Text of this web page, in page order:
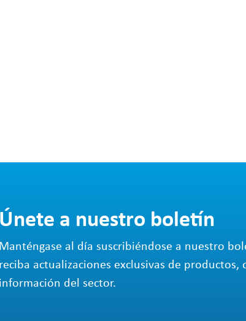
Únete a nuestro boletín
Manténgase al día suscribiéndose a nuestro
reciba actualizaciones exclusivas de productos,
información del sector.